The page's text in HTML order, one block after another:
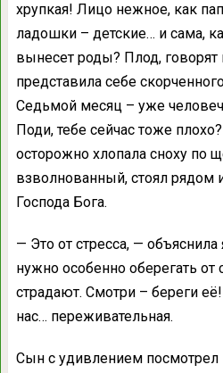
хрупкая! Лицо нежное, как
ладошки – детские… и сама,
вынесет роды? Плод,
представила себе
Седьмой месяц – уже
Поди, тебе сейчас тоже
осторожно хлопала сноху по
взволнованный, стоял рядом
Господа Бога.
— Это от стресса, —
нужно особенно оберегать от
страдают. Смотри – береги
нас… переживательная.
Сын с удивлением посмотрел